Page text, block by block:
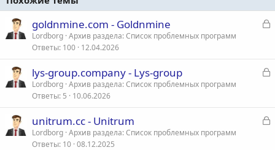
З
goldnmine.com - Goldnmine
Lordborg Архив раздела: Список проблемных программ
Ответы 100 12.04.2026
З
lys-group.company - Lys-group
Lordborg Архив раздела: Список проблемных программ
Ответы 5 10.06.2026
З
unitrum.cc - Unitrum
Lordborg Архив раздела: Список проблемных программ
Ответы 10 08.12.2025